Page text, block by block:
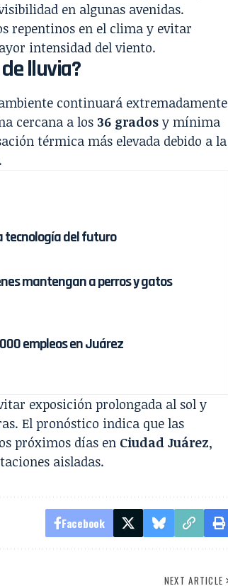
en algunas avenidas.
repentinos en el clima y evitar
intensidad del viento.
lluvia?
continuará extremadamente
cercana a los 36 grados y mínima
térmica más elevada debido a la
tecnología del futuro
mantengan a perros y gatos
empleos en Juárez
exposición prolongada al sol y
El pronóstico indica que las
próximos días en Ciudad Juárez,
aisladas.
Facebook
NEXT ARTICLE